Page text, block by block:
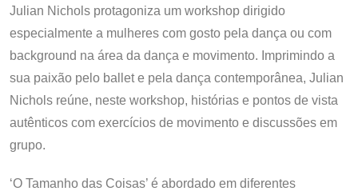
Julian Nichols protagoniza um workshop dirigido
especialmente a mulheres com gosto pela dança ou com
background na área da dança e movimento. Imprimindo a
sua paixão pelo ballet e pela dança contemporânea, Julian
Nichols reúne, neste workshop, histórias e pontos de vista
autênticos com exercícios de movimento e discussões em
grupo.
‘O Tamanho das Coisas’ é abordado em diferentes